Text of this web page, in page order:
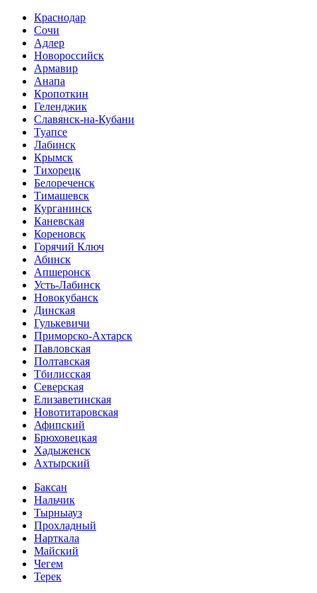
Краснодар
Сочи
Адлер
Новороссийск
Армавир
Анапа
Кропоткин
Геленджик
Славянск-на-Кубани
Туапсе
Лабинск
Крымск
Тихорецк
Белореченск
Тимашевск
Курганинск
Каневская
Кореновск
Горячий Ключ
Абинск
Апшеронск
Усть-Лабинск
Новокубанск
Динская
Гулькевичи
Приморско-Ахтарск
Павловская
Полтавская
Тбилисская
Северская
Елизаветинская
Новотитаровская
Афипский
Брюховецкая
Хадыженск
Ахтырский
Баксан
Нальчик
Тырныауз
Прохладный
Нарткала
Майский
Чегем
Терек